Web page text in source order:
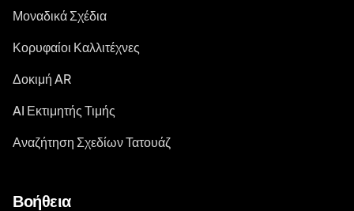
Μοναδικά Σχέδια
Κορυφαίοι Καλλιτέχνες
Δοκιμή AR
AI Εκτιμητής Τιμής
Αναζήτηση Σχεδίων Τατουάζ
Βοήθεια